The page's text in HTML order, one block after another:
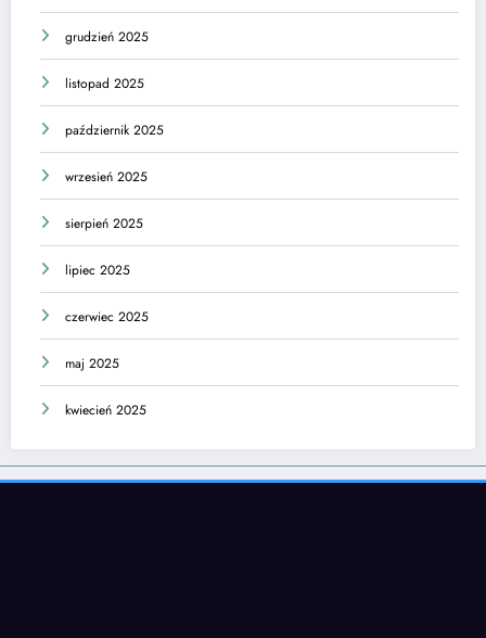
grudzień 2025
listopad 2025
październik 2025
wrzesień 2025
sierpień 2025
lipiec 2025
czerwiec 2025
maj 2025
kwiecień 2025